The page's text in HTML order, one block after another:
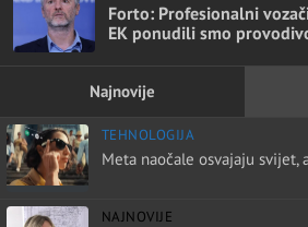
Forto: Profesionalni
EK ponudili smo
Najnovije
TEHNOLOGIJA
Meta naočale osvajaju
NAJNOVIJE